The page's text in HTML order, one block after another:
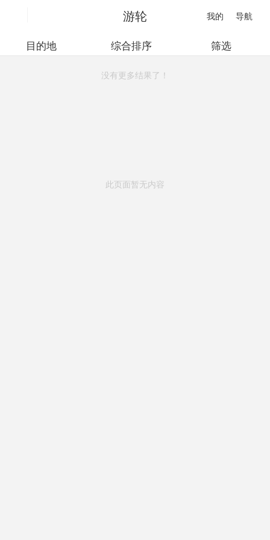
我的 导航
游轮
没有更多结果了！
此页面暂无内容
目的地 综合排序 筛选